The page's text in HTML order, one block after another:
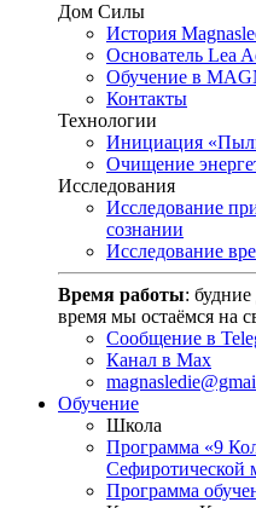
Дом Силы
История
Основатель Lea
Обучение в
Контакты
Технологии
Инициация
Очищение
Исследования
Исследование
сознании
Исследование
Время работы:
время мы остаёмся на
Сообщение в
Канал в Max
Обучение
Школа
Программа «9
Сефиротической
Программа